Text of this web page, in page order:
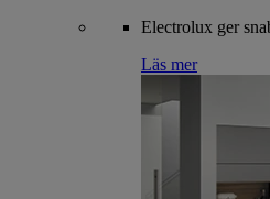
Electrolux ger
Läs mer